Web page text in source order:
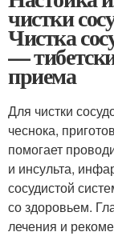
чистки
Чистка
—
приема
Для чистки
чеснока,
помогает
и инсульта,
сосудистой
со здоровьем.
лечения и